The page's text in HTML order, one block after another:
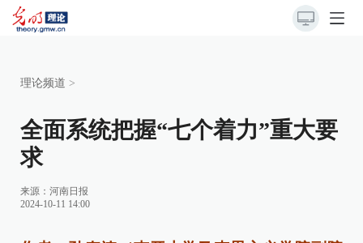
理论频道 >
全面系统把握“七个着力”重大要
求
来源： 河南日报
2024-10-11 14:00